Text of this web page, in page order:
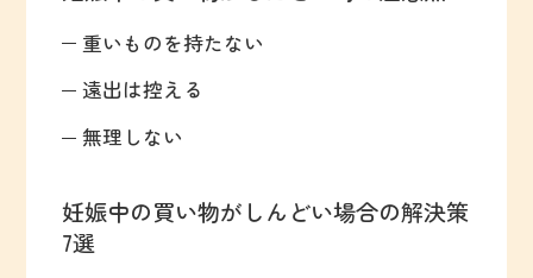
重いものを持たない
遠出は控える
無理しない
妊娠中の買い物がしんどい場合の解決策
7選